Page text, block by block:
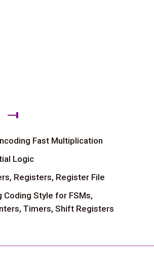
Fast Multiplication
Logic
Registers, Register File
Coding Style for FSMs,
Timers, Shift Registers